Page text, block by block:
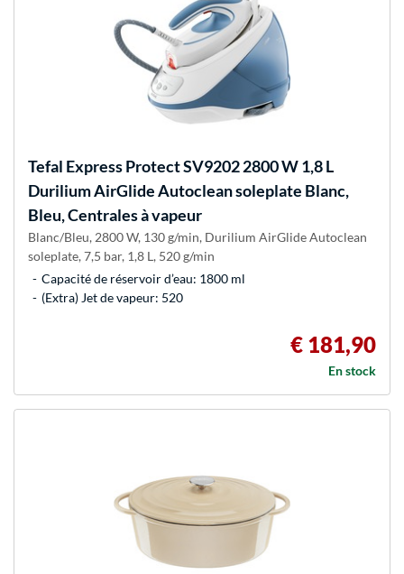
Tefal Express Protect SV9202 2800 W 1,8 L
Durilium AirGlide Autoclean soleplate Blanc,
Bleu, Centrales à vapeur
Blanc/Bleu, 2800 W, 130 g/min, Durilium AirGlide Autoclean
soleplate, 7,5 bar, 1,8 L, 520 g/min
Capacité de réservoir d’eau: 1800 ml
(Extra) Jet de vapeur: 520
€ 181,90
En stock